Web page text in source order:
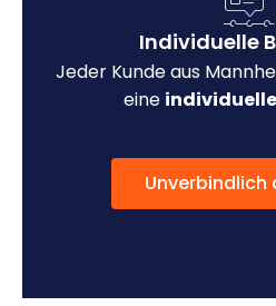
Individuelle
Jeder Kunde aus
eine
Unverbindlich